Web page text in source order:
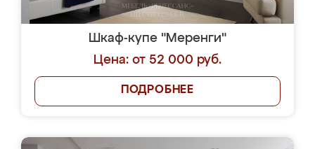
Шкаф-купе "Меренги"
Цена: от 52 000 руб.
ПОДРОБНЕЕ